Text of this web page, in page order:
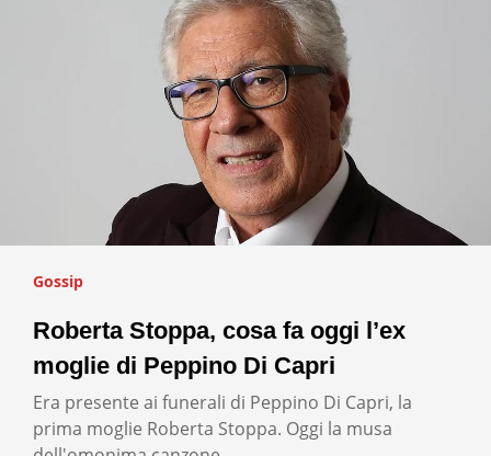
Gossip
Roberta Stoppa, cosa fa oggi l’ex
moglie di Peppino Di Capri
Era presente ai funerali di Peppino Di Capri, la
prima moglie Roberta Stoppa. Oggi la musa